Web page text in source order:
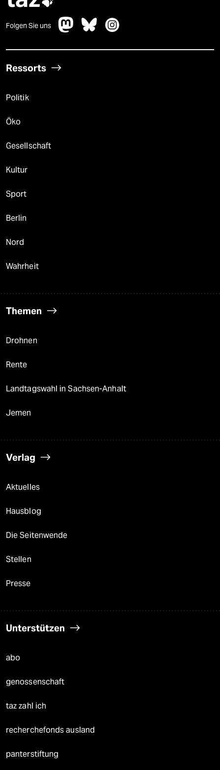
Folgen Sie uns
Ressorts
Politik
Öko
Gesellschaft
Kultur
Sport
Berlin
Nord
Wahrheit
Themen
Drohnen
Rente
Landtagswahl in Sachsen-Anhalt
Jemen
Verlag
Aktuelles
Hausblog
Die Seitenwende
Stellen
Presse
Unterstützen
abo
genossenschaft
taz zahl ich
recherchefonds ausland
panterstiftung